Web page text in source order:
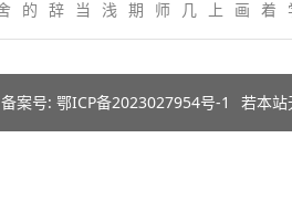
的 辞 当 浅 期 师 几 上 画 着
案号: 鄂ICP备2023027954号-1 若本